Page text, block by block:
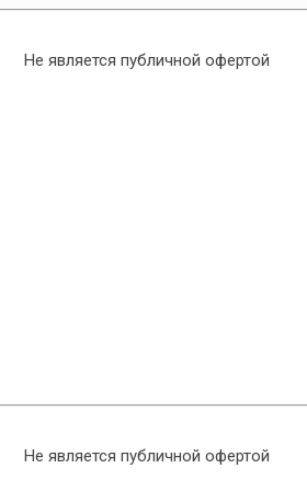
Не является публичной офертой
Не является публичной офертой